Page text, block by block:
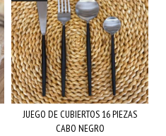
JUEGO DE CUBIERTOS 16 PIEZAS
CABO NEGRO